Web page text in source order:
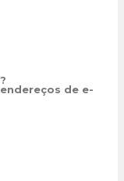
de e-